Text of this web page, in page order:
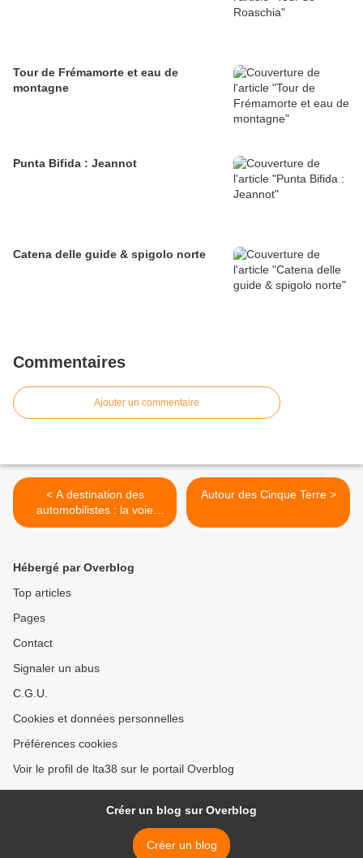
Tour de Frémamorte et eau de
montagne
Punta Bifida : Jeannot
Catena delle guide & spigolo norte
Commentaires
Ajouter un commentaire
< A destination des
automobilistes : la voie
cyclable
Autour des Cinque Terre >
Hébergé par Overblog
Top articles
Pages
Contact
Signaler un abus
C.G.U.
Cookies et données personnelles
Préférences cookies
Voir le profil de lta38 sur le portail Overblog
Créer un blog sur Overblog
Créer un blog